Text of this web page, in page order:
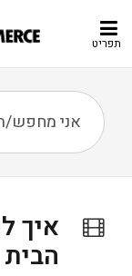
תפריט
איך
הבית